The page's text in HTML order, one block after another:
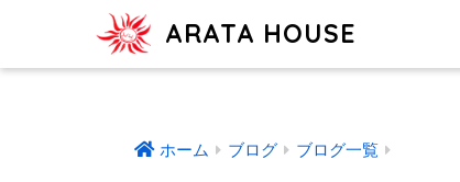
ARATA HOUSE
ホーム ブログ ブログ一覧